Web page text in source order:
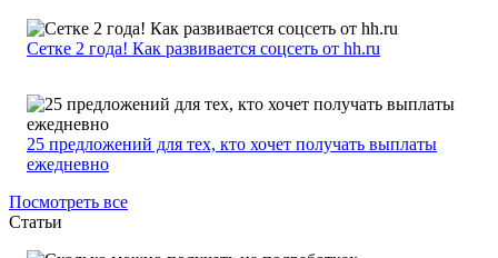
Сетке 2 года! Как развивается соцсеть от hh.ru
25 предложений для тех, кто хочет получать выплаты
ежедневно
Посмотреть все
Статьи